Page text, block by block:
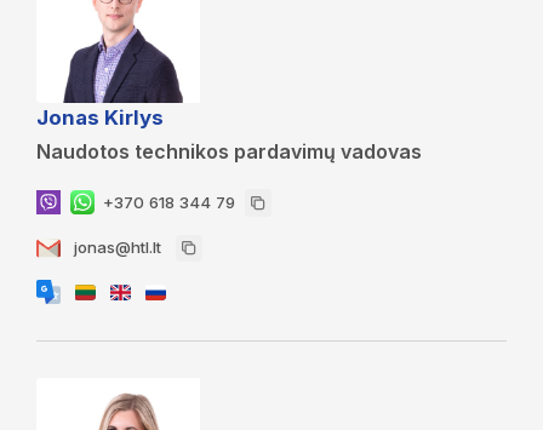
Jonas Kirlys
Naudotos technikos pardavimų vadovas
+370 618 344 79
jonas@htl.lt